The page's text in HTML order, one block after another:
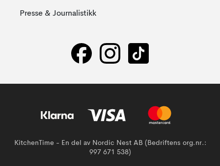
Presse & Journalistikk
KitchenTime - En del av Nordic Nest AB (Bedriftens org.nr.:
997 671 538)